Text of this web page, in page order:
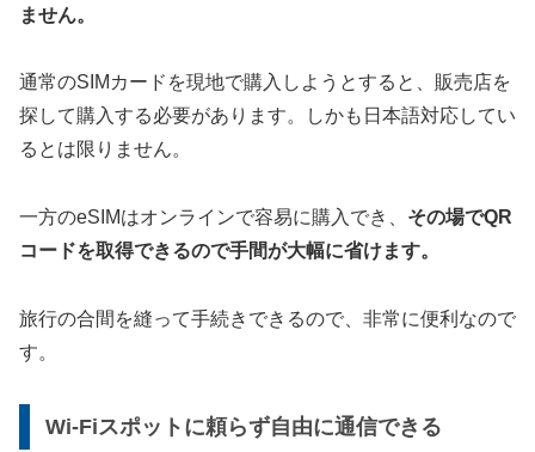
ません。
通常のSIMカードを現地で購入しようとすると、販売店を
探して購入する必要があります。しかも日本語対応してい
るとは限りません。
一方のeSIMはオンラインで容易に購入でき、 その場でQR
コードを取得できるので手間が大幅に省けます。
旅行の合間を縫って手続きできるので、非常に便利なので
す。
Wi-Fiスポットに頼らず自由に通信できる